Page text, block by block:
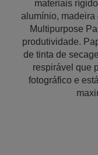
materiais
alumínio, madeira
Multipurpose
produtividade.
de tinta de
respirável que
fotográfico e